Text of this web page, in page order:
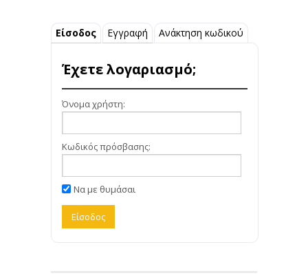
Είσοδος Εγγραφή Ανάκτηση κωδικού
Έχετε λογαριασμό;
Όνομα χρήστη:
Κωδικός πρόσβασης:
Να με θυμάσαι